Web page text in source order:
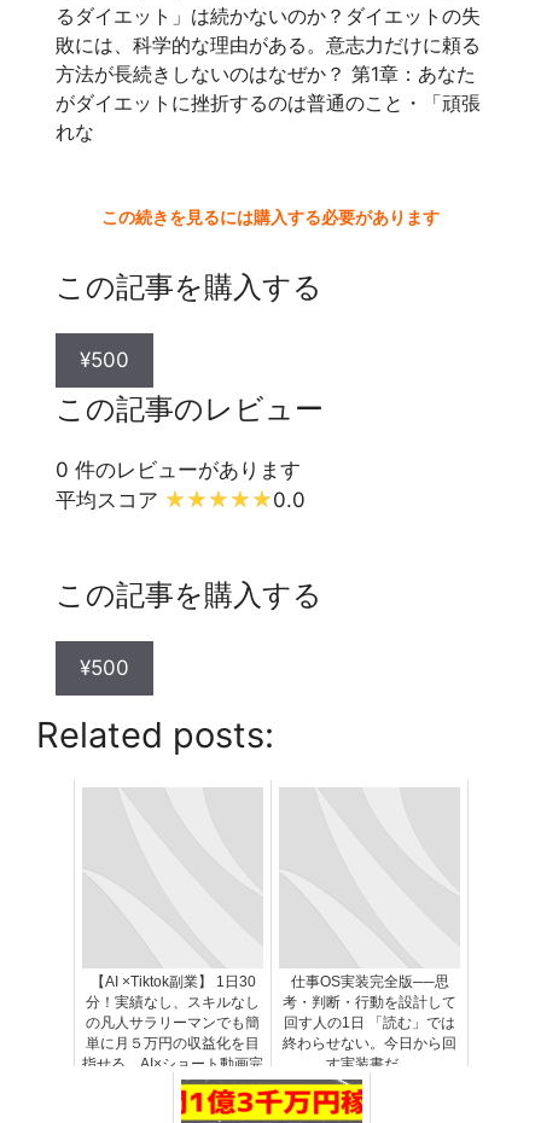
るダイエット」は続かないのか？ダイエットの失
敗には、科学的な理由がある。意志力だけに頼る
方法が長続きしないのはなぜか？ 第1章：あなた
がダイエットに挫折するのは普通のこと・「頑張
れな
この続きを見るには購入する必要があります
この記事を購入する
¥500
この記事のレビュー
0 件のレビューがあります
平均スコア
0.0
この記事を購入する
¥500
Related posts:
【AI ×Tiktok副業】 1日30
分！実績なし、スキルなし
の凡人サラリーマンでも簡
単に月５万円の収益化を目
指せる AI×ショート動画完
全ガイド
仕事OS実装完全版──思
考・判断・行動を設計して
回す人の1日 「読む」では
終わらせない。今日から回
す実装書だ。